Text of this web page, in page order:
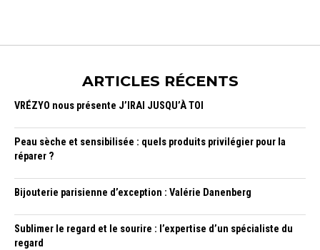
ARTICLES RÉCENTS
VRÉZYO nous présente J’IRAI JUSQU’À TOI
Peau sèche et sensibilisée : quels produits privilégier pour la
réparer ?
Bijouterie parisienne d’exception : Valérie Danenberg
Sublimer le regard et le sourire : l’expertise d’un spécialiste du
regard